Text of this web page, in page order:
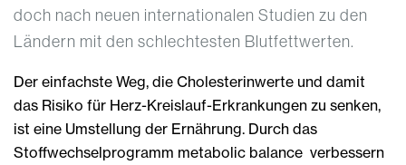
doch nach neuen internationalen Studien zu den
Ländern mit den schlechtesten Blutfettwerten.
Der einfachste Weg, die Cholesterinwerte und damit
das Risiko für Herz-Kreislauf-Erkrankungen zu senken,
ist eine Umstellung der Ernährung. Durch das
Stoffwechselprogramm metabolic balance verbessern